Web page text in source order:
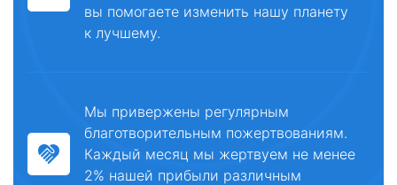
вы помогаете изменить нашу планету
к лучшему.
Мы привержены регулярным
благотворительным пожертвованиям.
Каждый месяц мы жертвуем не менее
2% нашей прибыли различным